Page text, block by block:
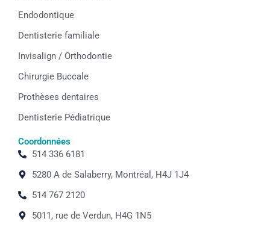
Endodontique
Dentisterie familiale
Invisalign / Orthodontie
Chirurgie Buccale
Prothèses dentaires
Dentisterie Pédiatrique
Coordonnées
514 336 6181
5280 A de Salaberry, Montréal, H4J 1J4
514 767 2120
5011, rue de Verdun, H4G 1N5